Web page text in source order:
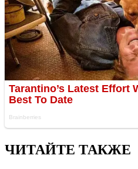
ЧИТАЙТЕ ТАКЖЕ